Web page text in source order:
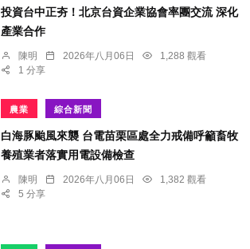
投資台中正夯！北京台資企業協會率團交流 深化
產業合作
陳明 2026年八月06日
1,288 觀看
1 分享
農業 綜合新聞
白海豚颱風來襲 台電苗栗區處全力戒備呼籲畜牧
養殖業者落實用電設備檢查
陳明 2026年八月06日
1,382 觀看
5 分享